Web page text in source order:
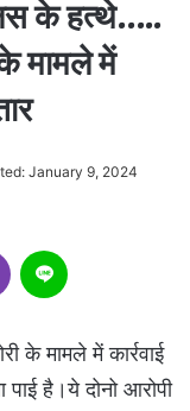
के हत्थे..…
के मामले में
January 9, 2024
Viber
के मामले में कार्रवाई
है।ये दोनो आरोपी